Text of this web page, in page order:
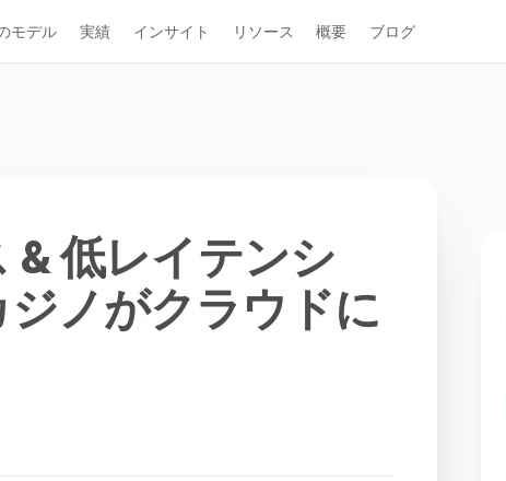
モデル 実績 インサイト リソース 概要 ブログ
& 低レイテンシ
ノがクラウドに